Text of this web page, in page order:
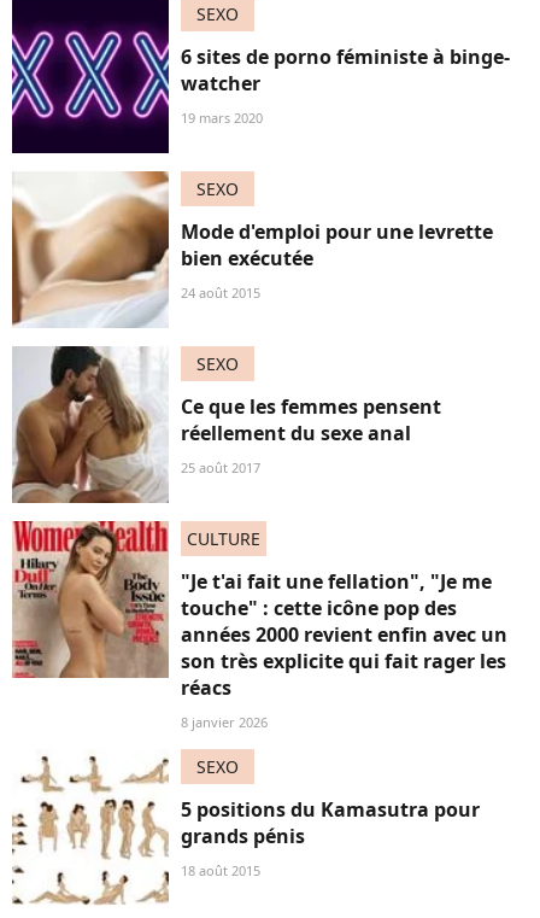
SEXO
6 sites de porno féministe à binge-
watcher
19 mars 2020
SEXO
Mode d'emploi pour une levrette
bien exécutée
24 août 2015
SEXO
Ce que les femmes pensent
réellement du sexe anal
25 août 2017
CULTURE
"Je t'ai fait une fellation", "Je me
touche" : cette icône pop des
années 2000 revient enfin avec un
son très explicite qui fait rager les
réacs
8 janvier 2026
SEXO
5 positions du Kamasutra pour
grands pénis
18 août 2015